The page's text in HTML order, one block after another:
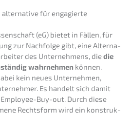
alter­na­ti­ve für engagier­te
(eG) bietet in Fällen, für
zur Nachfol­ge gibt, eine Alter­na­
des Unter­neh­mens, diedie
wahrneh­men können.
kein neues Unter­neh­men,
Es handelt sich damit
Buy-out. Durch diese
Rechts­form wird ein konstruk­